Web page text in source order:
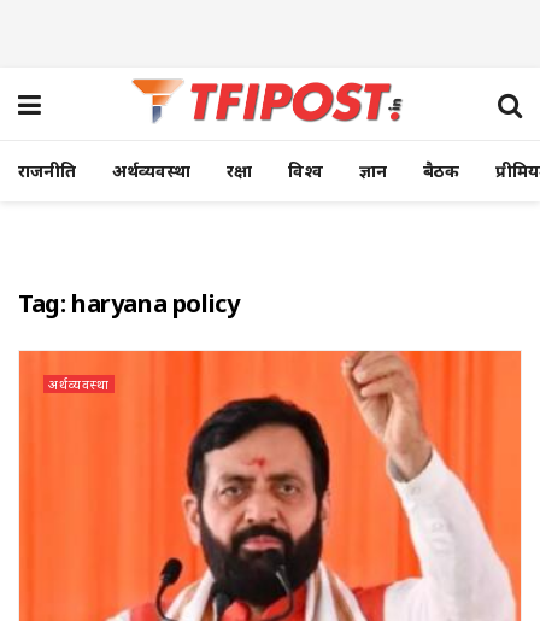
राजनीति अर्थव्यवस्था रक्षा विश्व ज्ञान बैठक
Tag: haryana policy
अर्थव्यवस्था